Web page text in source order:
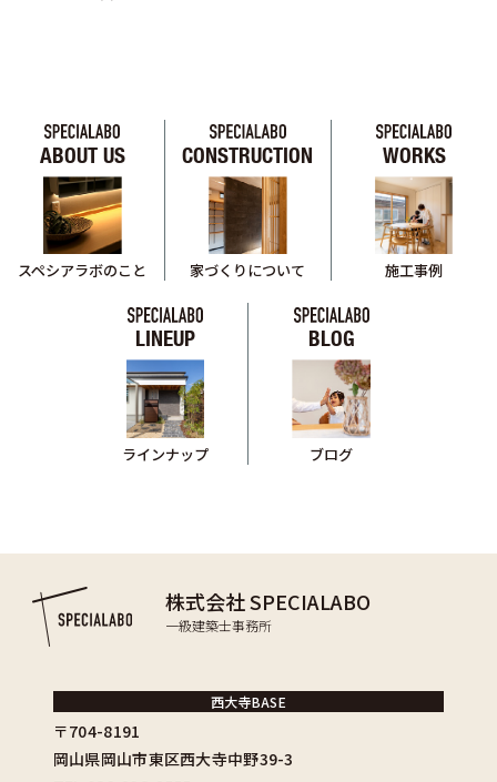
ABOUT US
スペシアラボのこと
CONSTRUCTION
家づくりについて
WORKS
施工事例
LINEUP
ラインナップ
BLOG
ブログ
株式会社 SPECIALABO
一級建築士事務所
西大寺BASE
〒704-8191
岡山県岡山市東区西大寺中野39-3